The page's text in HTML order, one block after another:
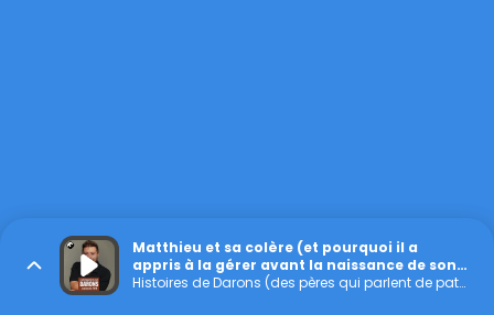
Matthieu et sa colère (et pourquoi il a
appris à la gérer avant la naissance de son
fils)
Histoires de Darons (des pères qui parlent de paternité)